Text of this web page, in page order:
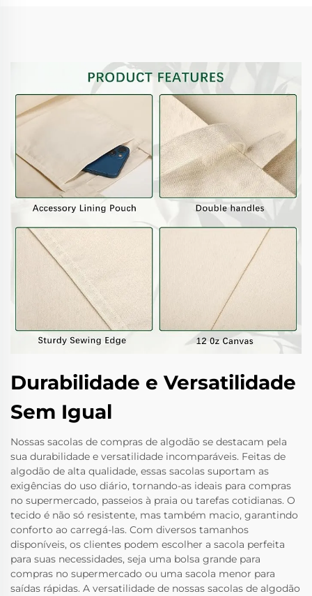
Durabilidade e Versatilidade
Sem Igual
Nossas sacolas de compras de algodão se destacam pela
sua durabilidade e versatilidade incomparáveis. Feitas de
algodão de alta qualidade, essas sacolas suportam as
exigências do uso diário, tornando-as ideais para compras
no supermercado, passeios à praia ou tarefas cotidianas. O
tecido é não só resistente, mas também macio, garantindo
conforto ao carregá-las. Com diversos tamanhos
disponíveis, os clientes podem escolher a sacola perfeita
para suas necessidades, seja uma bolsa grande para
compras no supermercado ou uma sacola menor para
saídas rápidas. A versatilidade de nossas sacolas de algodão